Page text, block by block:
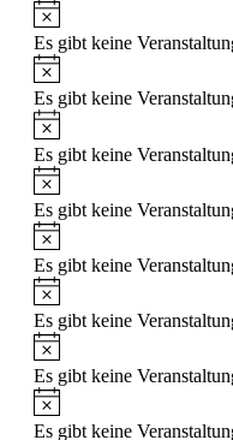
Es gibt keine
Es gibt keine
Es gibt keine
Es gibt keine
Es gibt keine
Es gibt keine
Es gibt keine
Es gibt keine